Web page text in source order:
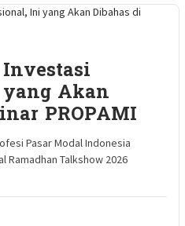
Akan
PROPAMI
Pasar Modal Indonesia
Ramadhan Talkshow 2026